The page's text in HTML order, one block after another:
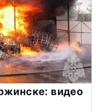
видео